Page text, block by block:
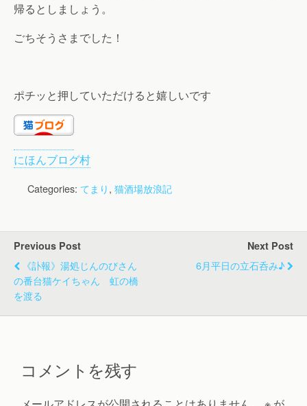
帰るとしましょう。
ごちそうさまでした！
ポチッと押していただけると嬉しいです
にほんブログ村
Categories: てまり, 猫酒場放浪記
Previous Post
《訃報》湯処じんのびさん
の番台猫ケイちゃん 虹の橋
を渡る
Next Post
6月平日の立石呑み♪
コメントを残す